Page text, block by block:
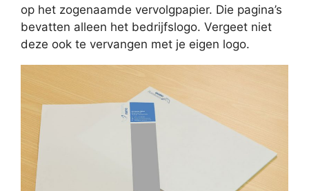
op het zogenaamde vervolgpapier. Die pagina’s
bevatten alleen het bedrijfslogo. Vergeet niet
deze ook te vervangen met je eigen logo.